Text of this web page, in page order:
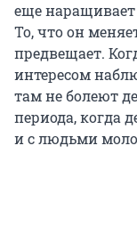
еще
То, что он
предвещает.
интересом
там не болеют
периода, когда
и с людьми